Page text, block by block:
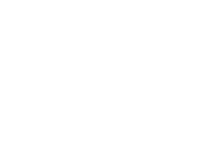
graisse
d’évacuer l’eau qui
suspension et fait en sorte